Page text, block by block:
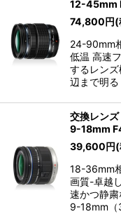
12-45mm
74,800円(
24-90mm
低温 高速
するレン
辺まで明
交換レン
9-18mm
39,600円
18-36mm
画質-卓越
速かつ静
9-18mm